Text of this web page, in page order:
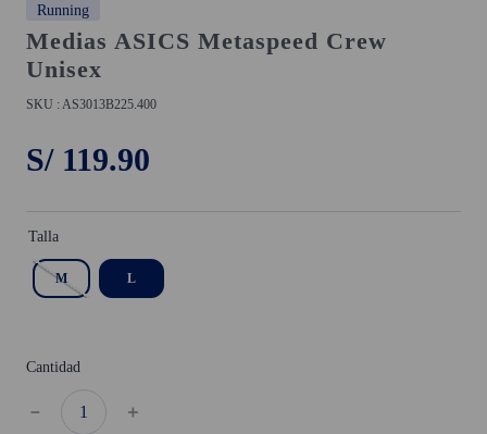
Running
Medias ASICS Metaspeed Crew
Unisex
AS3013B225.400
S/ 119.90
Talla
M L
Cantidad
＋
－